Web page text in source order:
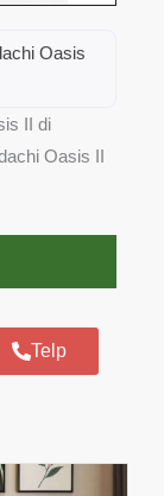
Oasis
II di
Oasis II
Telp